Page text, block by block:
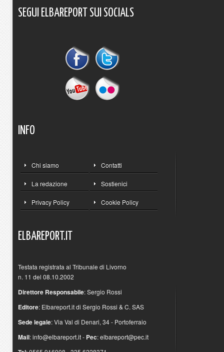
SEGUI ELBAREPORT SUI SOCIALS
INFO
Chi siamo Contatti
La redazione Sostienici
Privacy Policy Cookie Policy
ELBAREPORT.IT
Testata registrata al Tribunale di Livorno
n. 11 del 08.10.2002
Direttore Responsabile: Sergio Rossi
Editore: Elbareport.it di Sergio Rossi & C. SAS
Sede legale: Via Val di Denari, 34 - Portoferraio
Mail:info@elbareport.it- Pec:elbareport@pec.it